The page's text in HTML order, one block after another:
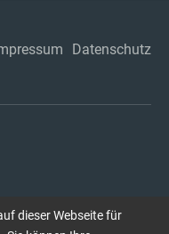
Datenschutz
dieser Webseite für